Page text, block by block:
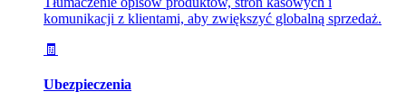
komunikacji z klientami, aby zwiększyć globalną sprzedaż.
🧾
Ubezpieczenia